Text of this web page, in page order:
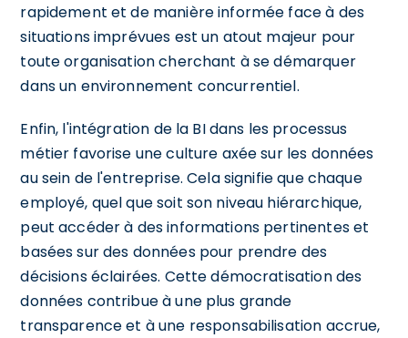
rapidement et de manière informée face à des
situations imprévues est un atout majeur pour
toute organisation cherchant à se démarquer
dans un environnement concurrentiel.
Enfin, l'intégration de la BI dans les processus
métier favorise une culture axée sur les données
au sein de l'entreprise. Cela signifie que chaque
employé, quel que soit son niveau hiérarchique,
peut accéder à des informations pertinentes et
basées sur des données pour prendre des
décisions éclairées. Cette démocratisation des
données contribue à une plus grande
transparence et à une responsabilisation accrue,